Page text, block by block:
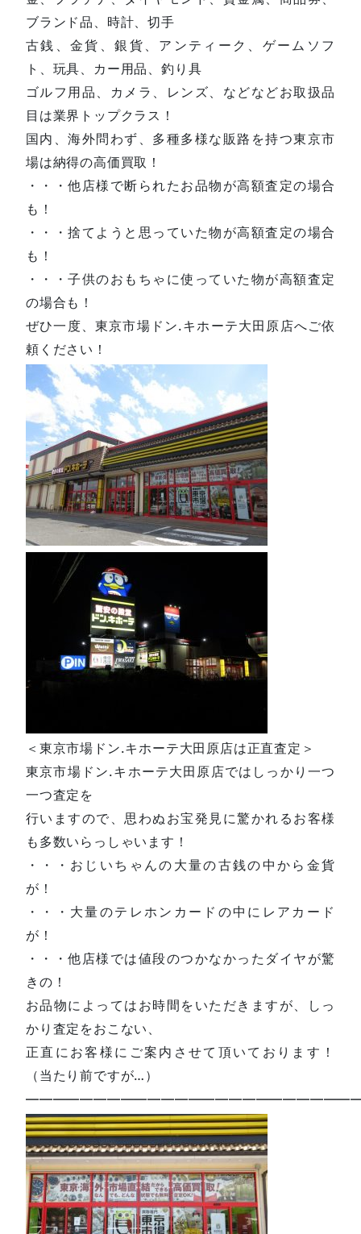
ブランド品、時計、切手
古銭、金貨、銀貨、アンティーク、ゲームソフ
ト、玩具、カー用品、釣り具
ゴルフ用品、カメラ、レンズ、などなどお取扱品
目は業界トップクラス！
国内、海外問わず、多種多様な販路を持つ東京市
場は納得の高価買取！
・・・他店様で断られたお品物が高額査定の場合
も！
・・・捨てようと思っていた物が高額査定の場合
も！
・・・子供のおもちゃに使っていた物が高額査定
の場合も！
ぜひ一度、東京市場ドン.キホーテ大田原店へご依
頼ください！
＜東京市場ドン.キホーテ大田原店は正直査定＞
東京市場ドン.キホーテ大田原店ではしっかり一つ
一つ査定を
行いますので、思わぬお宝発見に驚かれるお客様
も多数いらっしゃいます！
・・・おじいちゃんの大量の古銭の中から金貨
が！
・・・大量のテレホンカードの中にレアカード
が！
・・・他店様では値段のつかなかったダイヤが驚
きの！
お品物によってはお時間をいただきますが、しっ
かり査定をおこない、
正直にお客様にご案内させて頂いております！
（当たり前ですが…）